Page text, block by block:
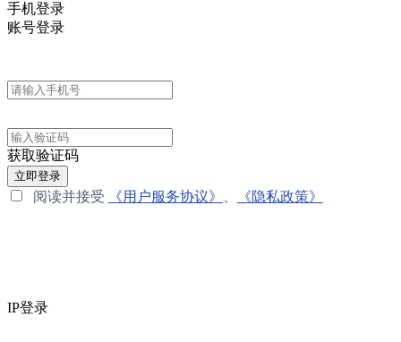
手机登录
账号登录
获取验证码
立即登录
阅读并接受 《用户服务协议》 《隐私政策》
IP登录